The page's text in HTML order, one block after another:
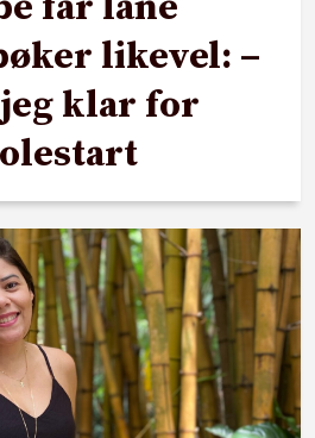
likevel: –
klar for